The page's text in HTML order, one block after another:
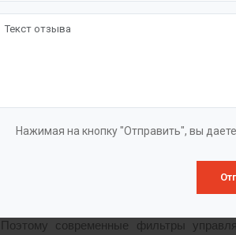
Нажимая на кнопку "Отправить", вы
сверху вниз с отводом отработанных
При включении режима промывки
непрерывную работу установки. При
Для промышленной очистки воды на
сбоев 24 часа в сутки. Для этого
метров воды. И при этом режим работы
промывки и техническое обслуживание
Поэтому современные фильтры